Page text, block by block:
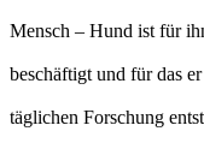
Mensch – Hund ist für
beschäftigt und für das
täglichen Forschung